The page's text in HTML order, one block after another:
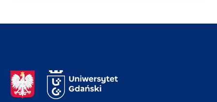
Adres Rektoratu